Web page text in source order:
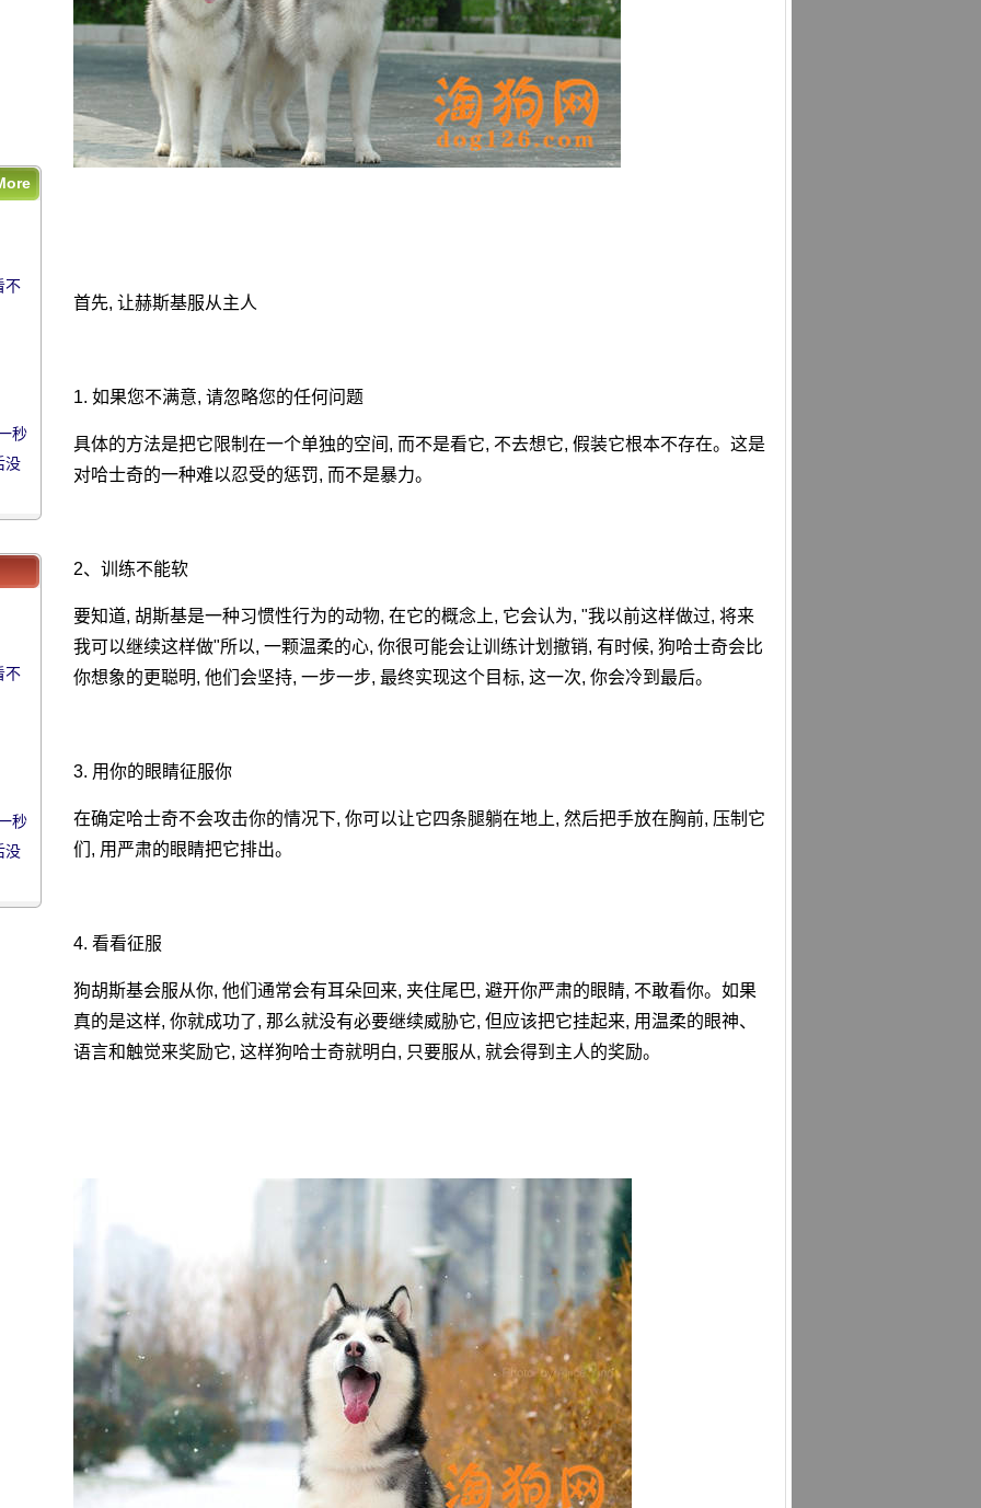
首先, 让赫斯基服从主人
1. 如果您不满意, 请忽略您的任何问题
具体的方法是把它限制在一个单独的空间, 而不是看它, 不去想它, 假装它根本不存在。这是
对哈士奇的一种难以忍受的惩罚, 而不是暴力。
2、训练不能软
要知道, 胡斯基是一种习惯性行为的动物, 在它的概念上, 它会认为, "我以前这样做过, 将来
我可以继续这样做"所以, 一颗温柔的心, 你很可能会让训练计划撤销, 有时候, 狗哈士奇会比
你想象的更聪明, 他们会坚持, 一步一步, 最终实现这个目标, 这一次, 你会冷到最后。
3. 用你的眼睛征服你
在确定哈士奇不会攻击你的情况下, 你可以让它四条腿躺在地上, 然后把手放在胸前, 压制它
们, 用严肃的眼睛把它排出。
4. 看看征服
狗胡斯基会服从你, 他们通常会有耳朵回来, 夹住尾巴, 避开你严肃的眼睛, 不敢看你。如果
真的是这样, 你就成功了, 那么就没有必要继续威胁它, 但应该把它挂起来, 用温柔的眼神、
语言和触觉来奖励它, 这样狗哈士奇就明白, 只要服从, 就会得到主人的奖励。
秒
没
不
秒
没
不
秒
没